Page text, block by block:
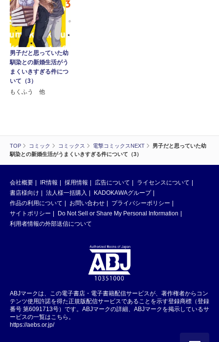
TOP コミック コミックス 電撃コミックスNEXT
男子だと思っていた幼
馴染との新婚生活がうまくいきすぎる件について（3）
男子だと思っていた幼
馴染との新婚生活がう
まくいきすぎる件につ
いて（3）
もくふう 他
会社概要 IR情報 採用情報 広告について
ライセンスについて
書店様向け
法人様一括購入
KADOKAWAグループ
作品の利用について
お問い合わせ
プライバシーポリシー
サイトポリシー
Do Not Sell or Share My Personal Information
利用者情報の外部送信について
ABJマークは、この電子書店・電子書籍配信サービスが、著作権者からコン
テンツ使用許諾を得た正規版配信サービスであることを示す登録商標（登録
番号 第6091713号）です。ABJマークの詳細、ABJマークを掲示しているサ
ービスの一覧はこちら。
https://aebs.or.jp/